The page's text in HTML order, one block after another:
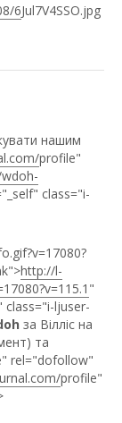
6Jul7V4SSO.jpg
нашим
profile"
class="i-
http://l-
"
class="i-ljuser-
за Вілліс на
та
rel="dofollow"
profile"